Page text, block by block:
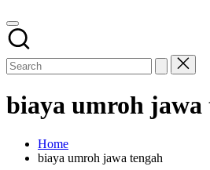
biaya umroh jawa
Home
biaya umroh jawa tengah